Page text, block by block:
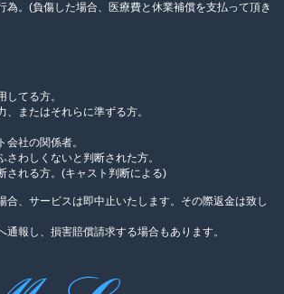
為。(負傷した場合、医療費と休業補償を支払って頂き
てる方。
またはそれらに準ずる方。
会社の関係者。
さわしくないと判断された方。
される方。(キャスト判断による)
、サービスは即中止いたします。その際返金は致し
報し、損害賠償請求する場合もあります。